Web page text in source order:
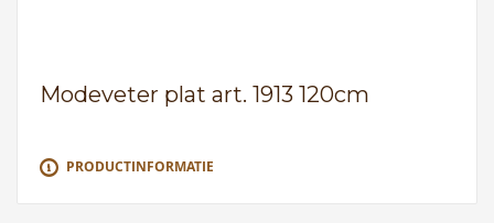
Modeveter plat art. 1913 120cm
PRODUCTINFORMATIE